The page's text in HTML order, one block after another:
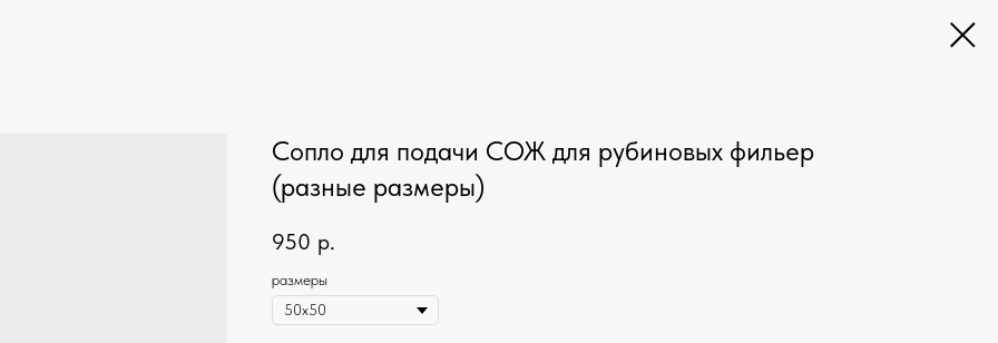
Сопло для подачи СОЖ для рубиновых фильер
(разные размеры)
950 р.
размеры